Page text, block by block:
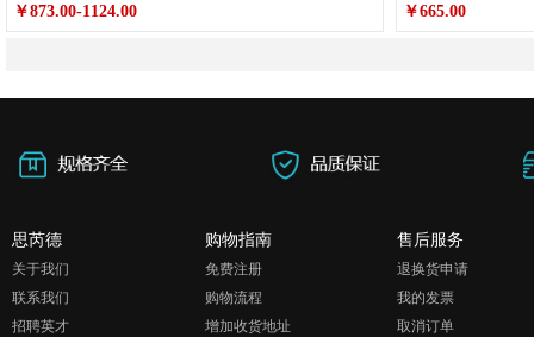
￥873.00-1124.00 ￥665.00
思芮德
关于我们
联系我们
招聘英才
购物指南
免费注册
购物流程
增加收货地址
售后服务
退换货申请
我的发票
取消订单